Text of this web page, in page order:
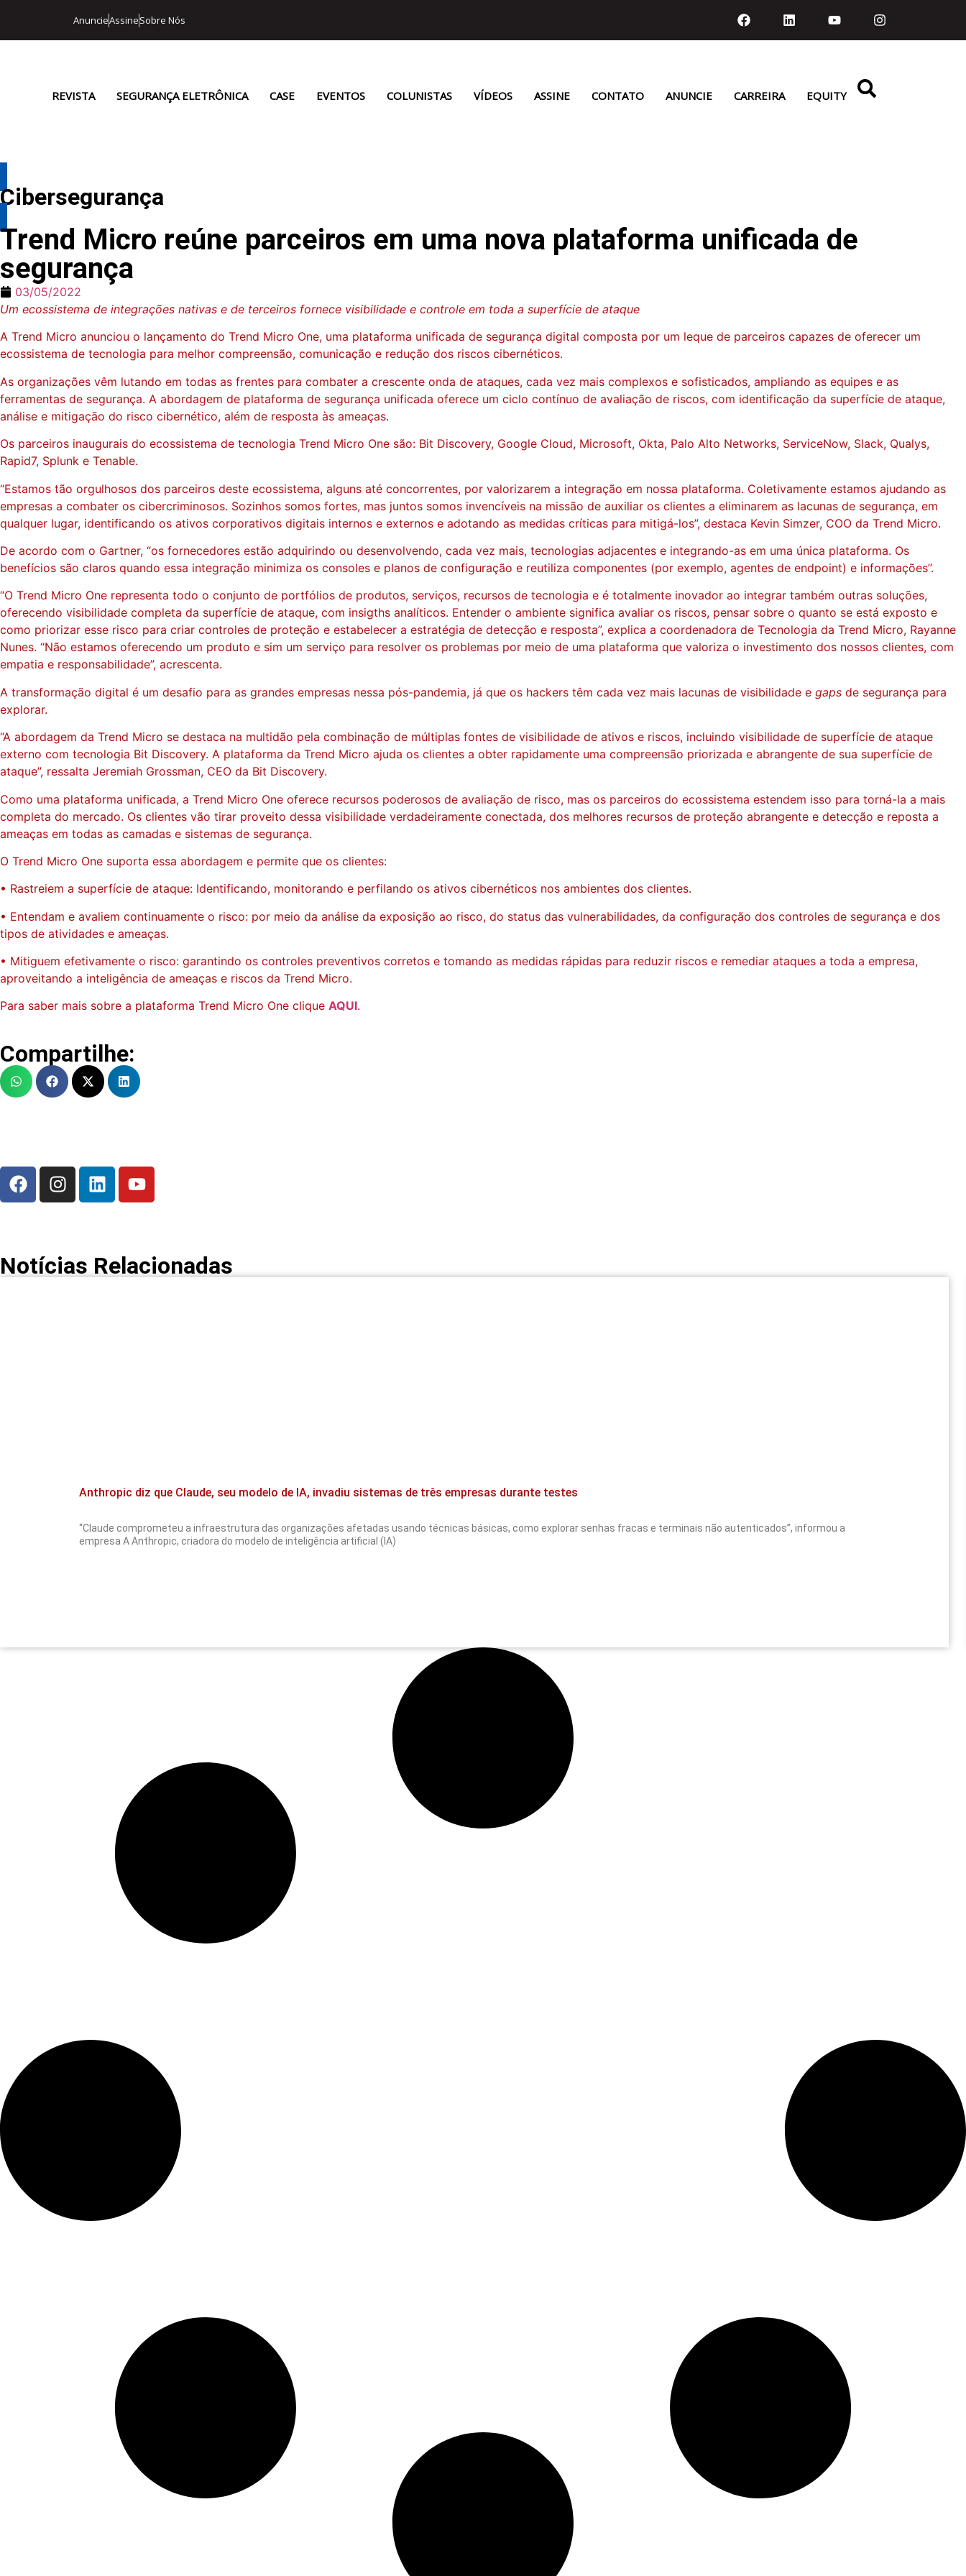
AnuncieAssineSobre Nós
REVISTA SEGURANÇA ELETRÔNICA CASE EVENTOS COLUNISTAS VÍDEOS ASSINE CONTATO ANUNCIE CARREIRA EQUITY
Cibersegurança
Trend Micro reúne parceiros em uma nova plataforma unificada de
segurança
03/05/2022
Um ecossistema de integrações nativas e de terceiros fornece visibilidade e controle em toda a superfície de ataque
A Trend Micro anunciou o lançamento do Trend Micro One, uma plataforma unificada de segurança digital composta por um leque de parceiros capazes de oferecer um
ecossistema de tecnologia para melhor compreensão, comunicação e redução dos riscos cibernéticos.
As organizações vêm lutando em todas as frentes para combater a crescente onda de ataques, cada vez mais complexos e sofisticados, ampliando as equipes e as
ferramentas de segurança. A abordagem de plataforma de segurança unificada oferece um ciclo contínuo de avaliação de riscos, com identificação da superfície de ataque,
análise e mitigação do risco cibernético, além de resposta às ameaças.
Os parceiros inaugurais do ecossistema de tecnologia Trend Micro One são: Bit Discovery, Google Cloud, Microsoft, Okta, Palo Alto Networks, ServiceNow, Slack, Qualys,
Rapid7, Splunk e Tenable.
“Estamos tão orgulhosos dos parceiros deste ecossistema, alguns até concorrentes, por valorizarem a integração em nossa plataforma. Coletivamente estamos ajudando as
empresas a combater os cibercriminosos. Sozinhos somos fortes, mas juntos somos invencíveis na missão de auxiliar os clientes a eliminarem as lacunas de segurança, em
qualquer lugar, identificando os ativos corporativos digitais internos e externos e adotando as medidas críticas para mitigá-los”, destaca Kevin Simzer, COO da Trend Micro.
De acordo com o Gartner, “os fornecedores estão adquirindo ou desenvolvendo, cada vez mais, tecnologias adjacentes e integrando-as em uma única plataforma. Os
benefícios são claros quando essa integração minimiza os consoles e planos de configuração e reutiliza componentes (por exemplo, agentes de endpoint) e informações”.
“O Trend Micro One representa todo o conjunto de portfólios de produtos, serviços, recursos de tecnologia e é totalmente inovador ao integrar também outras soluções,
oferecendo visibilidade completa da superfície de ataque, com insigths analíticos. Entender o ambiente significa avaliar os riscos, pensar sobre o quanto se está exposto e
como priorizar esse risco para criar controles de proteção e estabelecer a estratégia de detecção e resposta”, explica a coordenadora de Tecnologia da Trend Micro, Rayanne
Nunes. “Não estamos oferecendo um produto e sim um serviço para resolver os problemas por meio de uma plataforma que valoriza o investimento dos nossos clientes, com
empatia e responsabilidade”, acrescenta.
A transformação digital é um desafio para as grandes empresas nessa pós-pandemia, já que os hackers têm cada vez mais lacunas de visibilidade e gaps de segurança para
explorar.
“A abordagem da Trend Micro se destaca na multidão pela combinação de múltiplas fontes de visibilidade de ativos e riscos, incluindo visibilidade de superfície de ataque
externo com tecnologia Bit Discovery. A plataforma da Trend Micro ajuda os clientes a obter rapidamente uma compreensão priorizada e abrangente de sua superfície de
ataque”, ressalta Jeremiah Grossman, CEO da Bit Discovery.
Como uma plataforma unificada, a Trend Micro One oferece recursos poderosos de avaliação de risco, mas os parceiros do ecossistema estendem isso para torná-la a mais
completa do mercado. Os clientes vão tirar proveito dessa visibilidade verdadeiramente conectada, dos melhores recursos de proteção abrangente e detecção e reposta a
ameaças em todas as camadas e sistemas de segurança.
O Trend Micro One suporta essa abordagem e permite que os clientes:
• Rastreiem a superfície de ataque: Identificando, monitorando e perfilando os ativos cibernéticos nos ambientes dos clientes.
• Entendam e avaliem continuamente o risco: por meio da análise da exposição ao risco, do status das vulnerabilidades, da configuração dos controles de segurança e dos
tipos de atividades e ameaças.
• Mitiguem efetivamente o risco: garantindo os controles preventivos corretos e tomando as medidas rápidas para reduzir riscos e remediar ataques a toda a empresa,
aproveitando a inteligência de ameaças e riscos da Trend Micro.
Para saber mais sobre a plataforma Trend Micro One clique AQUI.
Compartilhe:
Notícias Relacionadas
Anthropic diz que Claude, seu modelo de IA, invadiu sistemas de três empresas durante testes
“Claude comprometeu a infraestrutura das organizações afetadas usando técnicas básicas, como explorar senhas fracas e terminais não autenticados”, informou a
empresa A Anthropic, criadora do modelo de inteligência artificial (IA)